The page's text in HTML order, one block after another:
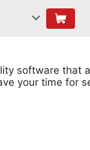
software that
your time for